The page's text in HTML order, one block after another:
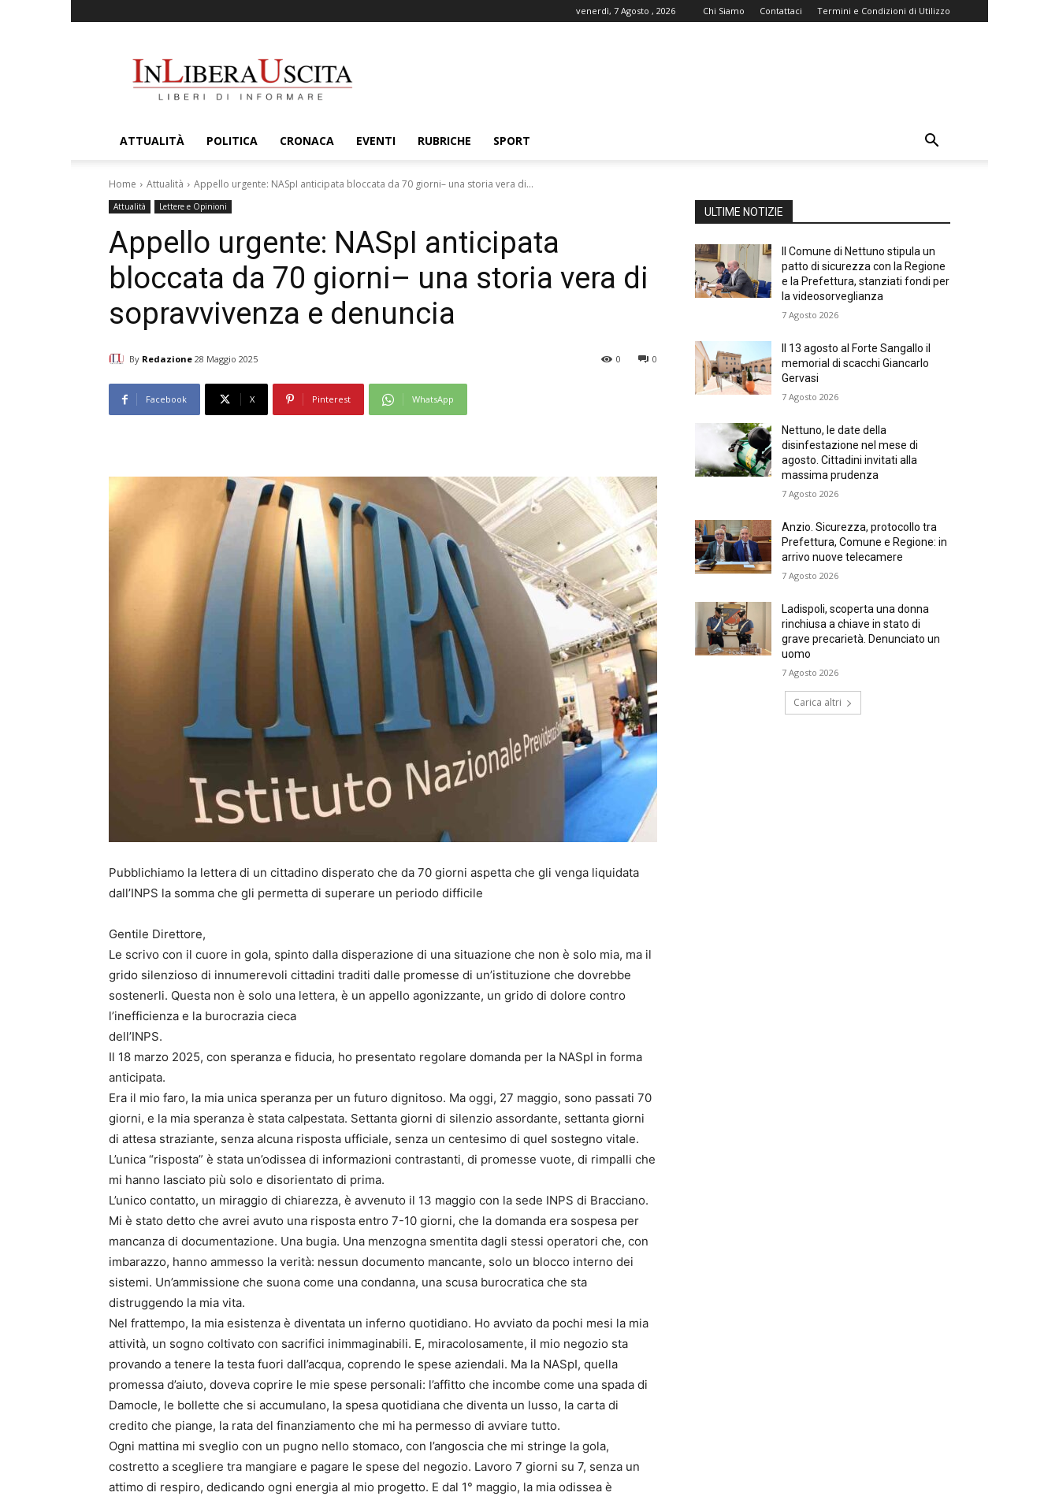
venerdì, 7 Agosto , 2026 Chi Siamo Contattaci Termini e Condizioni di Utilizzo
ATTUALITÀ POLITICA CRONACA EVENTI RUBRICHE SPORT
Home Attualità Appello urgente: NASpI anticipata bloccata da 70 giorni– una storia vera di...
Attualità Lettere e Opinioni
Appello urgente: NASpI anticipata
bloccata da 70 giorni– una storia vera di
sopravvivenza e denuncia
By Redazione 28 Maggio 2025 0
0
Facebook X Pinterest WhatsApp
Pubblichiamo la lettera di un cittadino disperato che da 70 giorni aspetta che gli venga liquidata
dall’INPS la somma che gli permetta di superare un periodo difficile
Gentile Direttore,
Le scrivo con il cuore in gola, spinto dalla disperazione di una situazione che non è solo mia, ma il
grido silenzioso di innumerevoli cittadini traditi dalle promesse di un’istituzione che dovrebbe
sostenerli. Questa non è solo una lettera, è un appello agonizzante, un grido di dolore contro
l’inefficienza e la burocrazia cieca
dell’INPS.
Il 18 marzo 2025, con speranza e fiducia, ho presentato regolare domanda per la NASpI in forma
anticipata.
Era il mio faro, la mia unica speranza per un futuro dignitoso. Ma oggi, 27 maggio, sono passati 70
giorni, e la mia speranza è stata calpestata. Settanta giorni di silenzio assordante, settanta giorni
di attesa straziante, senza alcuna risposta ufficiale, senza un centesimo di quel sostegno vitale.
L’unica “risposta” è stata un’odissea di informazioni contrastanti, di promesse vuote, di rimpalli che
mi hanno lasciato più solo e disorientato di prima.
L’unico contatto, un miraggio di chiarezza, è avvenuto il 13 maggio con la sede INPS di Bracciano.
Mi è stato detto che avrei avuto una risposta entro 7-10 giorni, che la domanda era sospesa per
mancanza di documentazione. Una bugia. Una menzogna smentita dagli stessi operatori che, con
imbarazzo, hanno ammesso la verità: nessun documento mancante, solo un blocco interno dei
sistemi. Un’ammissione che suona come una condanna, una scusa burocratica che sta
distruggendo la mia vita.
Nel frattempo, la mia esistenza è diventata un inferno quotidiano. Ho avviato da pochi mesi la mia
attività, un sogno coltivato con sacrifici inimmaginabili. E, miracolosamente, il mio negozio sta
provando a tenere la testa fuori dall’acqua, coprendo le spese aziendali. Ma la NASpI, quella
promessa d’aiuto, doveva coprire le mie spese personali: l’affitto che incombe come una spada di
Damocle, le bollette che si accumulano, la spesa quotidiana che diventa un lusso, la carta di
credito che piange, la rata del finanziamento che mi ha permesso di avviare tutto.
Ogni mattina mi sveglio con un pugno nello stomaco, con l’angoscia che mi stringe la gola,
costretto a scegliere tra mangiare e pagare le spese del negozio. Lavoro 7 giorni su 7, senza un
attimo di respiro, dedicando ogni energia al mio progetto. E dal 1° maggio, la mia odissea è
ULTIME NOTIZIE
Il Comune di Nettuno stipula un
patto di sicurezza con la Regione
e la Prefettura, stanziati fondi per
la videosorveglianza
7 Agosto 2026
Il 13 agosto al Forte Sangallo il
memorial di scacchi Giancarlo
Gervasi
7 Agosto 2026
Nettuno, le date della
disinfestazione nel mese di
agosto. Cittadini invitati alla
massima prudenza
7 Agosto 2026
Anzio. Sicurezza, protocollo tra
Prefettura, Comune e Regione: in
arrivo nuove telecamere
7 Agosto 2026
Ladispoli, scoperta una donna
rinchiusa a chiave in stato di
grave precarietà. Denunciato un
uomo
7 Agosto 2026
Carica altri